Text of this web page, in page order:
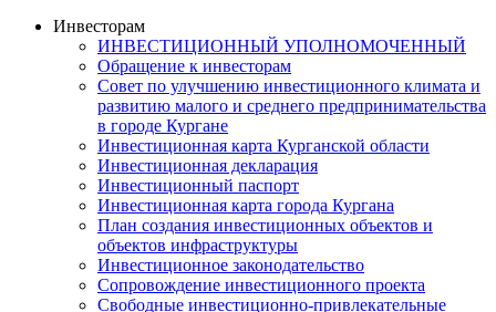
Инвесторам
ИНВЕСТИЦИОННЫЙ УПОЛНОМОЧЕННЫЙ
Обращение к инвесторам
Совет по улучшению инвестиционного климата и
развитию малого и среднего предпринимательства
в городе Кургане
Инвестиционная карта Курганской области
Инвестиционная декларация
Инвестиционный паспорт
Инвестиционная карта города Кургана
План создания инвестиционных объектов и
объектов инфраструктуры
Инвестиционное законодательство
Сопровождение инвестиционного проекта
Свободные инвестиционно-привлекательные